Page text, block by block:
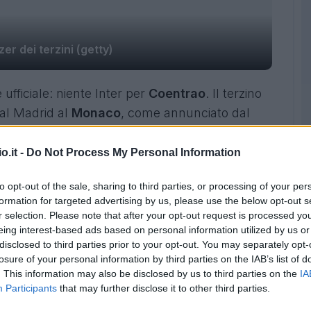
- Do Not Process My Personal Information
opt-out of the sale, sharing to third parties, or processing of your
for targeted advertising by us, please use the below opt-out
selection. Please note that after your opt-out request is processed
interest-based ads based on personal information utilized by us
to third parties prior to your opt-out. You may separately
of your personal information by third parties on the IAB’s list of
This information may also be disclosed by us to third parties on the
Participants that may further disclose it to other third parties.
dei terzini (getty)
ufficiale: niente Inter per Coentrao. Il terzino
Madrid al Monaco, come annunciato dal
twitter: "Il Monaco è orgoglioso di
di accordo con il Real Madrid per Fabio
d’annoncer avoir trouvé un accord de
pour@Fabio_Coentrao!
26 Agosto 2015